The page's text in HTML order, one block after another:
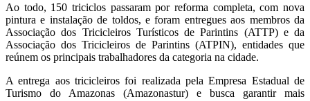
Ao todo, 150 triciclos passaram por reforma completa, com nova
pintura e instalação de toldos, e foram entregues aos membros da
Associação dos Tricicleiros Turísticos de Parintins (ATTP) e da
Associação dos Tricicleiros de Parintins (ATPIN), entidades que
reúnem os principais trabalhadores da categoria na cidade.
A entrega aos tricicleiros foi realizada pela Empresa Estadual de
Turismo do Amazonas (Amazonastur) e busca garantir mais